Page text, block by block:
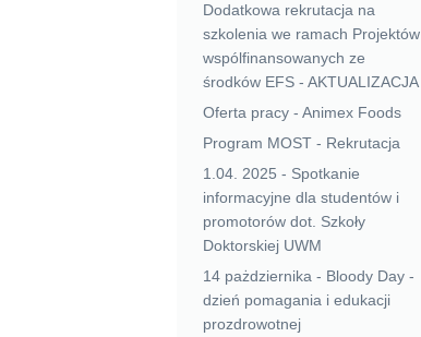
Dodatkowa rekrutacja na
szkolenia we ramach Projektów
wspólfinansowanych ze
środków EFS - AKTUALIZACJA
Oferta pracy - Animex Foods
Program MOST - Rekrutacja
1.04. 2025 - Spotkanie
informacyjne dla studentów i
promotorów dot. Szkoły
Doktorskiej UWM
14 pażdziernika - Bloody Day -
dzień pomagania i edukacji
prozdrowotnej